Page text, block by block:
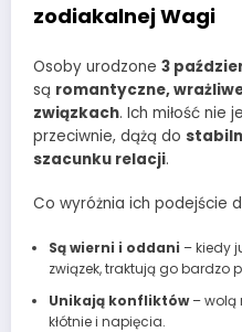
zodiakalnej Wagi
Osoby urodzone 3
są romantyczne,
związkach. Ich miłość nie
przeciwnie, dążą do
szacunku relacji.
Co wyróżnia ich podejście
Są wierni i oddani – kiedy
związek, traktują go bardzo
Unikają konfliktów– wolą
kłótnie i napięcia.